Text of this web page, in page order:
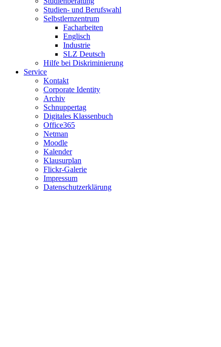
Studien- und Berufswahl
Selbstlernzentrum
Facharbeiten
Englisch
Industrie
SLZ Deutsch
Hilfe bei Diskriminierung
Service
Kontakt
Corporate Identity
Archiv
Schnuppertag
Digitales Klassenbuch
Office365
Netman
Moodle
Kalender
Klausurplan
Flickr-Galerie
Impressum
Datenschutzerklärung